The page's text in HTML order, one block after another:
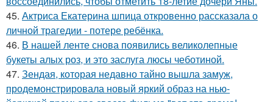
45. Актриса Екатерина шпица откровенно рассказала о
личной трагедии - потере ребёнка.
46. В нашей ленте снова появились великолепные
букеты алых роз, и это заслуга люсы чеботиной.
47. Зендая, которая недавно тайно вышла замуж,
продемонстрировала новый яркий образ на нью-